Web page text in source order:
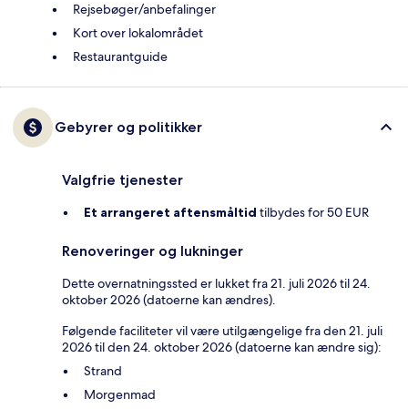
Rejsebøger/anbefalinger
Kort over lokalområdet
Restaurantguide
Gebyrer og politikker
Valgfrie tjenester
Et arrangeret aftensmåltid tilbydes for 50 EUR
Renoveringer og lukninger
Dette overnatningssted er lukket fra 21. juli 2026 til 24.
oktober 2026 (datoerne kan ændres).
Følgende faciliteter vil være utilgængelige fra den 21. juli
2026 til den 24. oktober 2026 (datoerne kan ændre sig):
Strand
Morgenmad